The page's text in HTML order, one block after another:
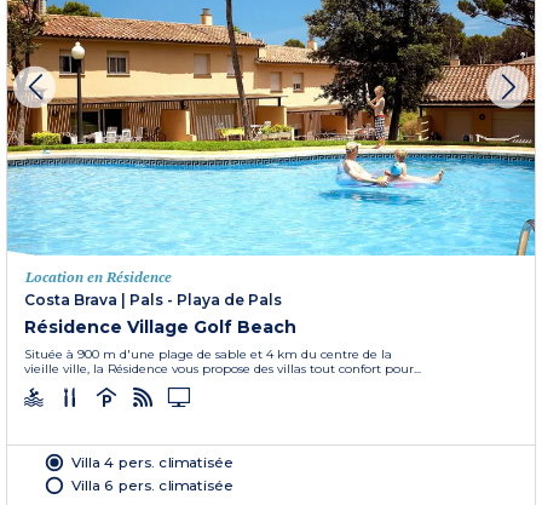
Location en Résidence
Costa Brava | Pals - Playa de Pals
Résidence Village Golf Beach
Située à 900 m d'une plage de sable et 4 km du centre de la
vieille ville, la Résidence vous propose des villas tout confort pour...
Villa 4 pers. climatisée
Villa 6 pers. climatisée